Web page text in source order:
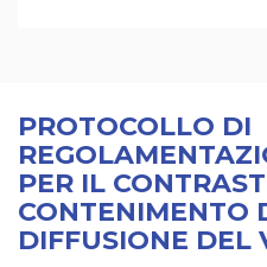
PROTOCOLLO DI
PER IL
CONTENIMENTO
DIFFUSIONE DEL